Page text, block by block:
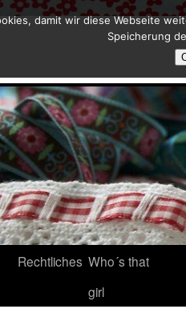
Rechtliches Who´s that
girl
damit wir diese Webseite
Speicherung